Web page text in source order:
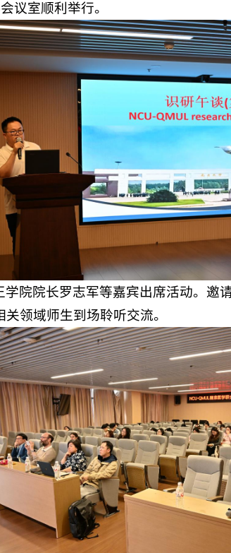
议室顺利举行。
院院长罗志军等嘉宾出席活动。邀
领域师生到场聆听交流。